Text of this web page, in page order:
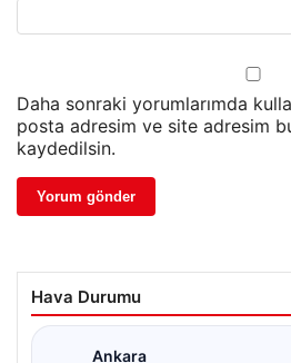
Daha sonraki yorumlarımda
posta adresim ve site adresim
kaydedilsin.
Hava Durumu
Ankara